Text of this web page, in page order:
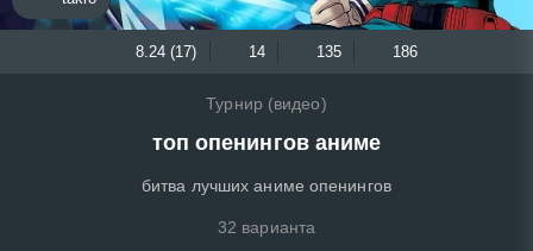
8.24 (17) 14 135 186
Турнир (видео)
топ опенингов аниме
битва лучших аниме опенингов
32 варианта